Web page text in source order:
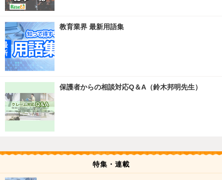
教育業界 最新用語集
保護者からの相談対応Q＆A（鈴木邦明先生）
特集・連載